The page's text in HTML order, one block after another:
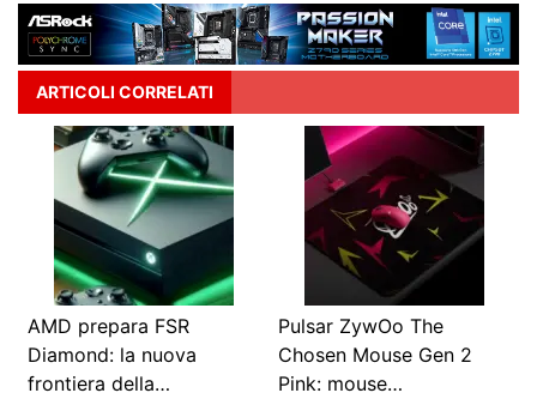
ARTICOLI CORRELATI
AMD prepara FSR
Diamond: la nuova
frontiera della…
Pulsar ZywOo The
Chosen Mouse Gen 2
Pink: mouse…